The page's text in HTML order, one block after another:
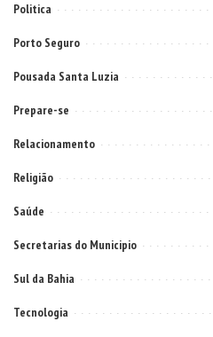
Politica
Porto Seguro
Pousada Santa Luzia
Prepare-se
Relacionamento
Religião
Saúde
Secretarias do Municipio
Sul da Bahia
Tecnologia